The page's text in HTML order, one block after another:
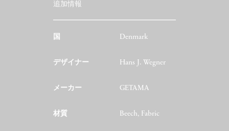
追加情報
国 Denmark
デザイナー Hans J. Wegner
メーカー GETAMA
材質 Beech, Fabric